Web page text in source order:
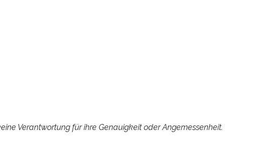
Verantwortung für ihre Genauigkeit oder Angemessenheit.